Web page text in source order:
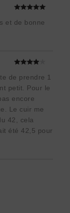
et de bonne
de prendre 1
petit. Pour le
encore
Le cuir me
42, cela
été 42,5 pour